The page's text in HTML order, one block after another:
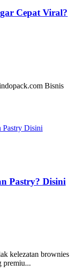
Cepat Viral?
Bisnis
Pastry? Disini
kelezatan brownies
premiu...